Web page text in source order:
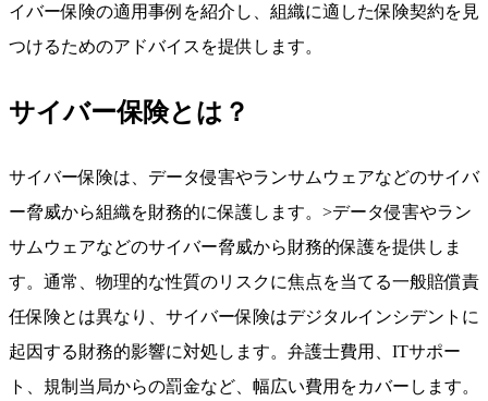
イバー保険の適用事例を紹介し、組織に適した保険契約を見
つけるためのアドバイスを提供します。
サイバー保険とは？
サイバー保険は、データ侵害やランサムウェアなどのサイバ
ー脅威から組織を財務的に保護します。>データ侵害やラン
サムウェアなどのサイバー脅威から財務的保護を提供しま
す。通常、物理的な性質のリスクに焦点を当てる一般賠償責
任保険とは異なり、サイバー保険はデジタルインシデントに
起因する財務的影響に対処します。弁護士費用、ITサポー
ト、規制当局からの罰金など、幅広い費用をカバーします。